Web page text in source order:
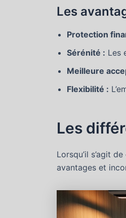
Les
Protection
Sérénité : Les
Meilleure
Flexibilité :
Les
Lorsqu’il s’agit
avantages et